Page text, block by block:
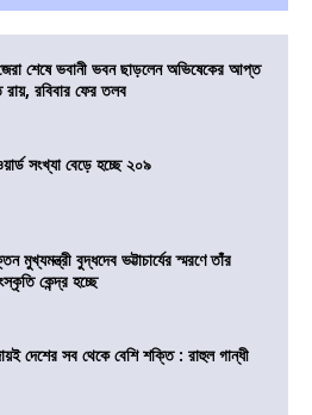
শেষে ভবানী ভবন ছাড়লেন অভিষেকের আপ্ত
রবিবার ফের তলব
সংখ্যা বেড়ে হচ্ছে ২০৯
মুখ্যমন্ত্রী বুদ্ধদেব ভট্টাচার্যের স্মরণে তাঁর
কেন্দ্র হচ্ছে
দেশের সব থেকে বেশি শক্তি : রাহুল গান্ধী